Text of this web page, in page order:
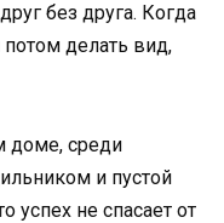
без друга. Когда
делать вид,
доме, среди
и пустой
успех не спасает от